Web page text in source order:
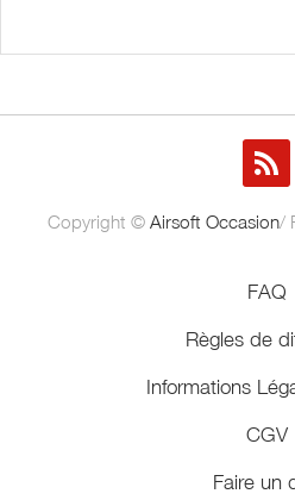
Copyright © Airsoft Occasion/
FAQ
Règles de
Informations
CGV
Faire un